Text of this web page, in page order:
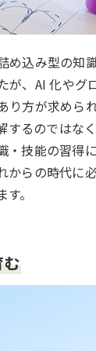
め込み型の知
が、AI 化やグ
方が求められ
するのではな
・技能の習得
からの時代に
。